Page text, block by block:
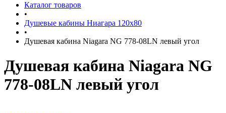
Каталог товаров
•
Душевые кабины Ниагара 120x80
•
Душевая кабина Niagara NG 778-08LN левый угол
Душевая кабина Niagara NG
778-08LN левый угол